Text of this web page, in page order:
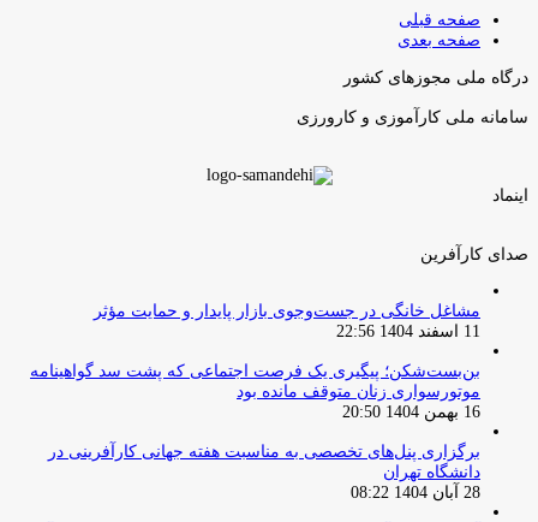
صفحه قبلی
صفحه بعدی
درگاه ملی مجوزهای کشور
سامانه ملی کارآموزی و کارورزی
اینماد
صدای کارآفرین
مشاغل خانگی در جست‌وجوی بازار پایدار و حمایت مؤثر
11 اسفند 1404 22:56
بن‌بست‌شکن؛ پیگیری یک فرصت اجتماعی که پشت سد گواهینامه
موتورسواری زنان متوقف مانده بود
16 بهمن 1404 20:50
برگزاری پنل‌های تخصصی به مناسبت هفته جهانی کارآفرینی در
دانشگاه تهران
28 آبان 1404 08:22